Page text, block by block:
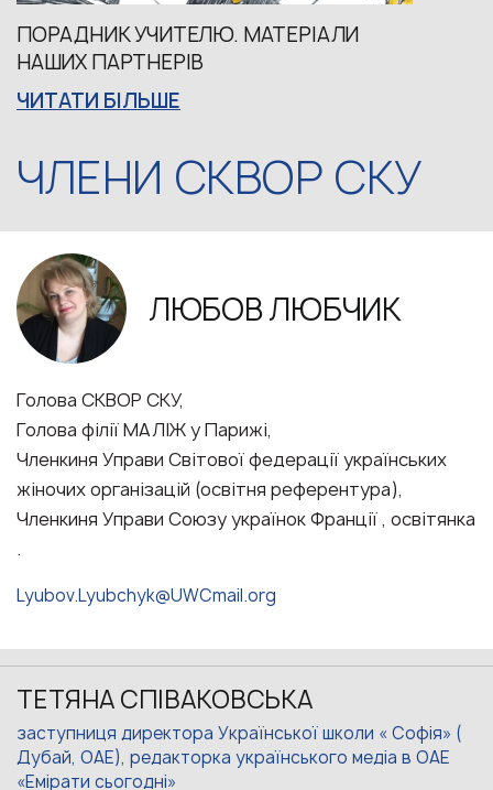
ПОРАДНИК УЧИТЕЛЮ. МАТЕРІАЛИ
НАШИХ ПАРТНЕРІВ
ЧИТАТИ БІЛЬШЕ
ЧЛЕНИ СКВОР СКУ
ЛЮБОВ ЛЮБЧИК
Голова СКВОР СКУ,
Голова філії МАЛІЖ у Парижі,
Членкиня Управи Світової федерації українських
жіночих організацій (освітня референтура),
Членкиня Управи Союзу українок Франції , освітянка
.
Lyubov.Lyubchyk@UWCmail.org
ТЕТЯНА СПІВАКОВСЬКА
заступниця директора Української школи « Софія» (
Дубай, ОАЕ), редакторка українського медіа в ОАЕ
«Емірати сьогодні»